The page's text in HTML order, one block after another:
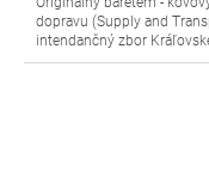
dopravu (Supply and
intendančný zbor